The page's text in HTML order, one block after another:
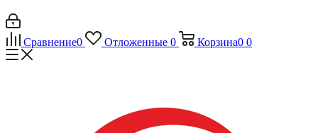
Сравнение0 Отложенные 0 Корзина0 0